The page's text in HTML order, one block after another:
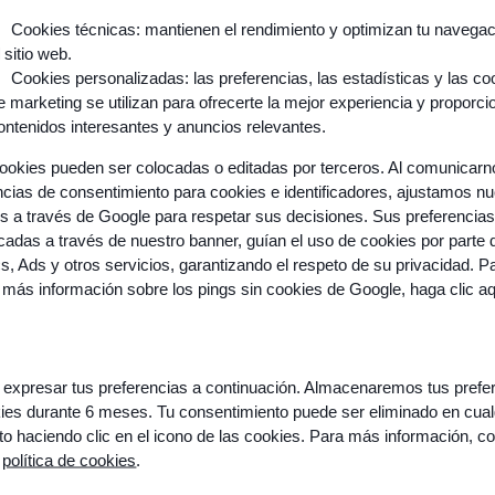
Cookies técnicas: mantienen el rendimiento y optimizan tu
sitio web.
Cookies personalizadas: las preferencias, las estadísticas y las
marketing se utilizan para ofrecerte la mejor experiencia y
interesantes y anuncios relevantes.
pueden ser colocadas o editadas por terceros. Al
de consentimiento para cookies e identificadores, ajustamos
a través de Google para respetar sus decisiones. Sus
a través de nuestro banner, guían el uso de cookies por parte
Ads y otros servicios, garantizando el respeto de su privacidad.
información sobre los pings sin cookies de Google, haga clic
expresar tus preferencias a continuación. Almacenaremos tus
durante 6 meses. Tu consentimiento puede ser eliminado en
haciendo clic en el icono de las cookies. Para más información,
política de cookies.
Resources
Success Stories
Events & webinars
Blogs